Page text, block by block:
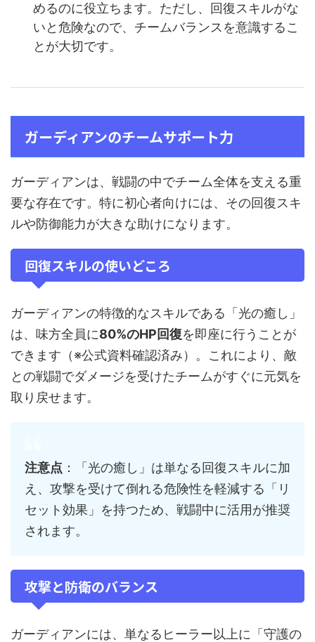
めるのに役立ちます。ただし、回復スキルがな
いと危険なので、チームバランスを意識するこ
とが大切です。
ガーディアンのチームサポート力
ガーディアンは、戦闘の中でチーム全体を支える重
要な存在です。特に初心者向けには、その回復スキ
ルや防御能力が大きな助けになります。
回復スキルの使いどころ
ガーディアンの特徴的なスキルである「光の癒し」
は、味方全員に80%のHP回復を即座に行うことが
できます（※公式資料確認済み）。これにより、敵
との戦闘でダメージを受けたチームがすぐに元気を
取り戻せます。
注意点 ：「光の癒し」は単なる回復スキルに加
え、攻撃を受けて倒れる危険性を軽減する「リ
セット効果」を持つため、戦闘中に活用が推奨
されます。
攻撃と防衛のバランス
ガーディアンには、単なるヒーラー以上に「守護の